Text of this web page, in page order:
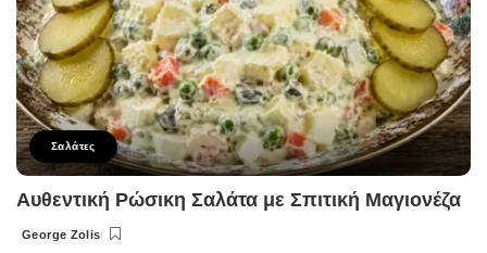
Σαλάτες
Αυθεντική Ρώσικη Σαλάτα με Σπιτική Μαγιονέζα
Posted
George Zolis